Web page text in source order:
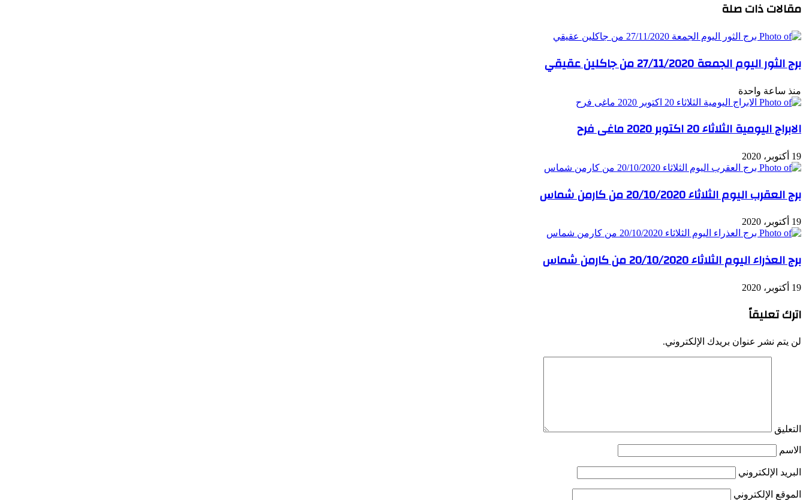
مقالات ذات صلة
برج الثور اليوم الجمعة 27/11/2020 من جاكلين عقيقي
منذ ساعة واحدة
الابراج اليومية الثلاثاء 20 اكتوبر 2020 ماغى فرح
19 أكتوبر، 2020
برج العقرب اليوم الثلاثاء 20/10/2020 من كارمن شماس
19 أكتوبر، 2020
برج العذراء اليوم الثلاثاء 20/10/2020 من كارمن شماس
19 أكتوبر، 2020
اترك تعليقاً
لن يتم نشر عنوان بريدك الإلكتروني.
التعليق
الاسم
البريد الإلكتروني
الموقع الإلكتروني